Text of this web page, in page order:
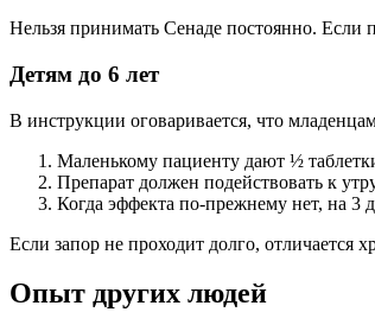
Нельзя принимать Сенаде постоянно. Если
Детям до 6 лет
В инструкции оговаривается, что
Маленькому пациенту дают ½
Препарат должен подействовать к
Когда эффекта по-прежнему нет, на 3
Если запор не проходит долго, отличается
Опыт других людей